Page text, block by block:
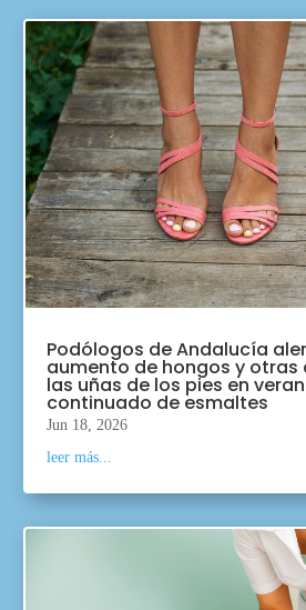
Podólogos de Andalucía
aumento de hongos y otras
las uñas de los pies en
continuado de esmaltes
Jun 18, 2026
leer más...